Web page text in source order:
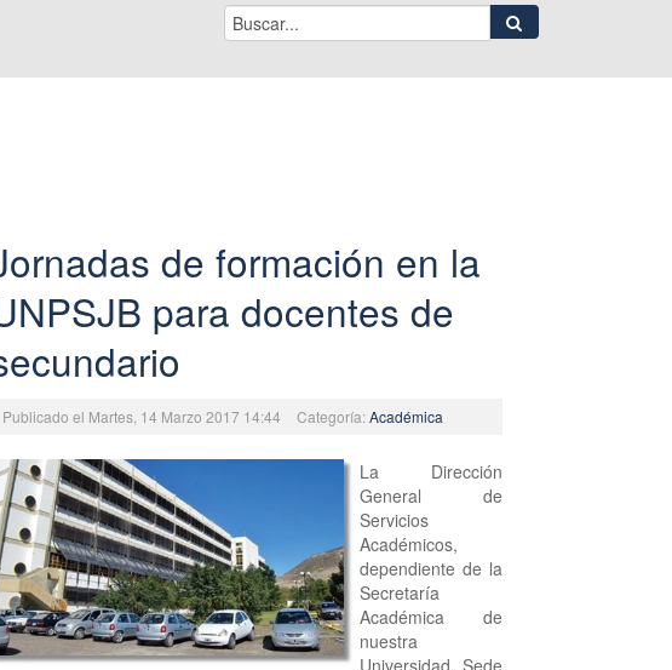
de formación en la
para docentes de
Publicado el Martes, 14 Marzo 2017 14:44 Categoría:Académica
La Dirección
General de
Servicios
Académicos,
dependiente de la
Secretaría
Académica de
nuestra
Universidad, Sede